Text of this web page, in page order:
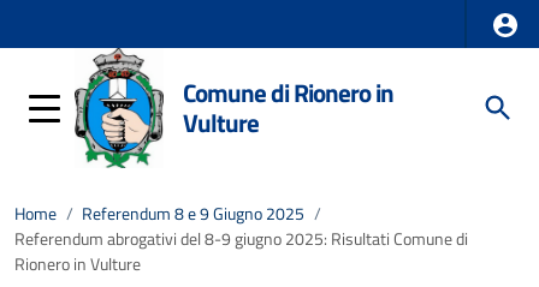
Comune di Rionero in
Vulture
Home / Referendum 8 e 9 Giugno 2025 /
Referendum abrogativi del 8-9 giugno 2025: Risultati Comune di
Rionero in Vulture